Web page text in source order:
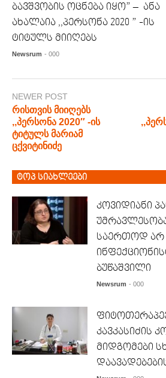
ბავშვობის ოცნება იყო” – ანა
ახალაია ,,პერსონა 2020 ” -ის
ტიტულს მიიღებს
Newsrum - 000
NEWER POST
რისთვის მიიღებს
,,პერსონა 2020″ -ის
ტიტულს მარიამ
ცქვიტინიძე
ტოპ სიახლეები
კოვიდიანი
საერთოდ არ
ბუწაშვილი
Newsrum - 000
კავკასიძის
მიდგომები